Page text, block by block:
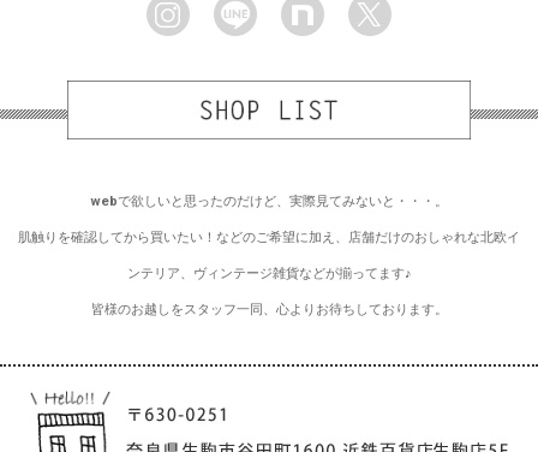
webで欲しいと思ったのだけど、実際見てみないと・・・。
肌触りを確認してから買いたい！などのご希望に加え、店舗だけのおしゃれな北欧イ
ンテリア、ヴィンテージ雑貨などが揃ってます♪
皆様のお越しをスタッフ一同、心よりお待ちしております。